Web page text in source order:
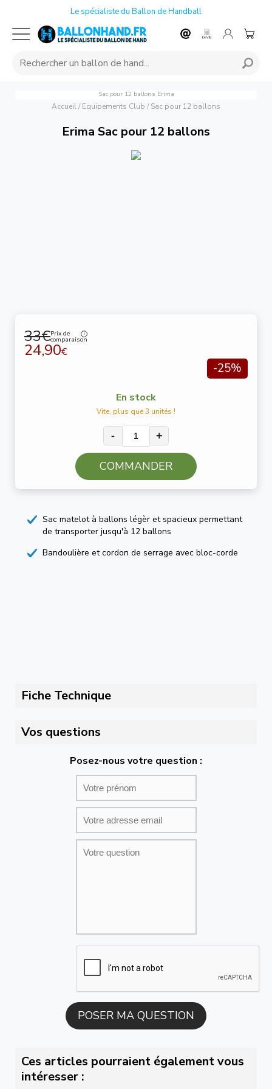
Le spécialiste du Ballon de Handball
Sac pour 12 ballons Erima
Accueil/ Equipements Club / Sac pour 12 ballons
Erima Sac pour 12 ballons
33€Prix de
comparaison
24,90€
-25%
En stock
Vite, plus que 3 unités !
- +
COMMANDER
Sac matelot à ballons légèr et spacieux permettant
de transporter jusqu'à 12 ballons
Bandoulière et cordon de serrage avec bloc-corde
Fiche Technique
Vos questions
Posez-nous votre question :
Ces articles pourraient également vous
intéresser :